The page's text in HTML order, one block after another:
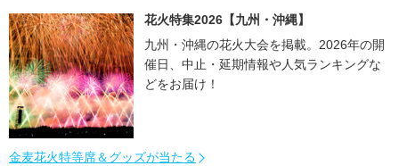
花火特集2026【九州・沖縄】
九州・沖縄の花火大会を掲載。2026年の開
催日、中止・延期情報や人気ランキングな
どをお届け！
金麦花火特等席＆グッズが当たる